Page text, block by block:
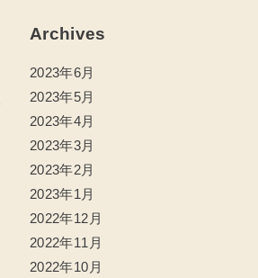
Archives
2023年6月
2023年5月
2023年4月
2023年3月
2023年2月
2023年1月
2022年12月
2022年11月
2022年10月